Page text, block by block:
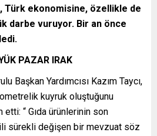
Türk ekonomisine, özellikle de
darbe vuruyor. Bir an önce
PAZAR IRAK
Başkan Yardımcısı Kazım Taycı,
kuyruk oluştuğunu
“ Gıda ürünlerinin son
sürekli değişen bir mevzuat söz